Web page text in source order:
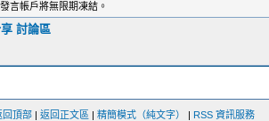
言帳戶將無限期凍結。
討論區
回頂部 |返回正文區 |精簡模式（純文字） | RSS 資訊服務